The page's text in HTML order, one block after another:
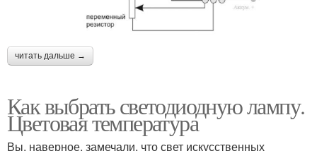
читать дальше →
Как выбрать светодиодную лампу.
Цветовая температура
Вы, наверное, замечали, что свет искусственных